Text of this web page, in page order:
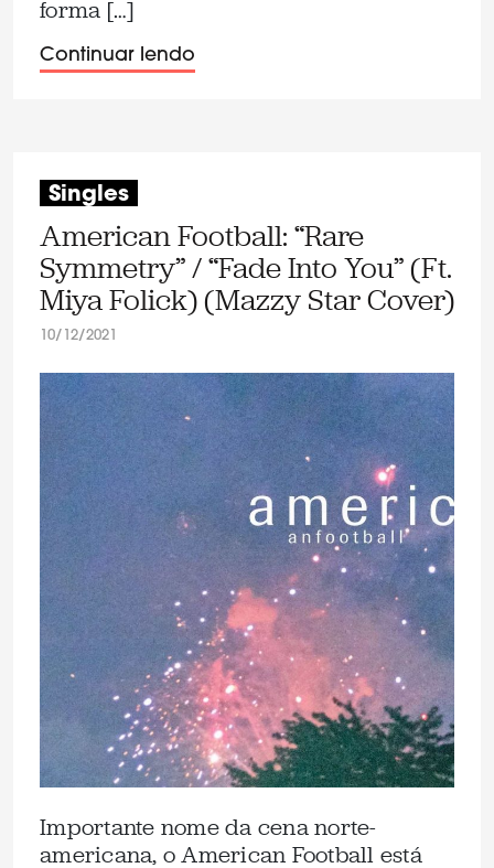
forma […]
Continuar lendo
Singles
American Football: “Rare
Symmetry” / “Fade Into You” (Ft.
Miya Folick) (Mazzy Star Cover)
10/12/2021
Importante nome da cena norte-
americana, o American Football está